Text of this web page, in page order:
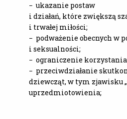
− ukazanie postaw
i działań, które zwiększą
i trwałej miłości;
− podważenie obecnych
i seksualności;
− ograniczenie
− przeciwdziałanie
dziewcząt, w tym zjawisku
uprzedmiotowienia;